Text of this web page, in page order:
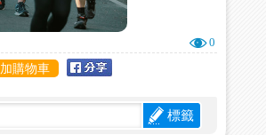
0
加購物車
標籤